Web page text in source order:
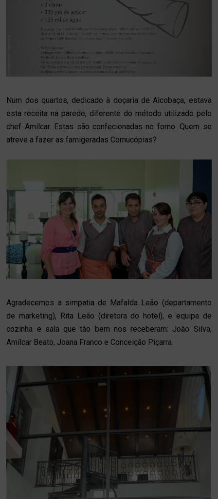
Num dos quartos, dedicado à doçaria de Alcobaça, estava
esta receita na parede, diferente do método utilizado pelo
chef Amílcar. Estas são confecionadas no forno. Quem se
atreve a fazer as famigeradas Cornucópias?
Agradecemos a simpatia de Mafalda Leão (departamento
de marketing), Rita Leão (diretora do hotel), e equipa de
cozinha e sala que tão bem nos receberam: João Silva,
Amílcar Beato, Joana Franco e Conceição Piçarra.